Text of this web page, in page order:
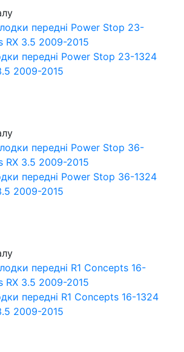
передні Power Stop 23-1324
2009-2015
передні Power Stop 36-1324
2009-2015
передні R1 Concepts 16-1324
2009-2015